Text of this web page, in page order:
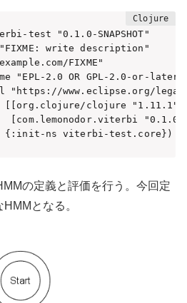
test "0.1.0-SNAPSHOT"
write description"
FIXME"
"EPL-2.0 OR GPL-2.0-or-later
"https://www.eclipse.org/
clojure "1.11.1"]
[com.lemonodor.viterbi
{:init-ns viterbi-test.core})
の定義と評価を行う。今回定
となる。